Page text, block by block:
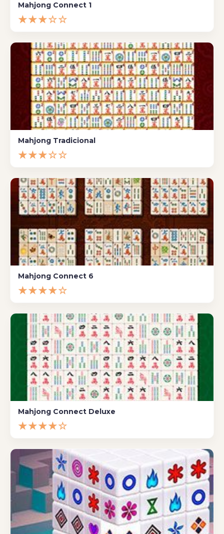
Mahjong Connect 1
★★★☆☆
Mahjong Tradicional
★★★☆☆
Mahjong Connect 6
★★★★☆
Mahjong Connect Deluxe
★★★★☆